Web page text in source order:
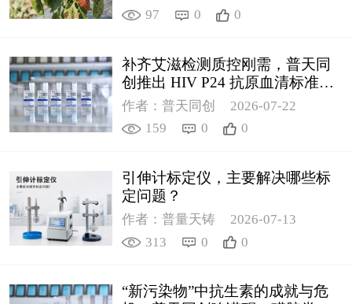
97
0 0
补齐艾滋检测质控刚需，普天同
创推出 HIV P24 抗原血清标准物
质
作者：普天同创
2026-07-22
159
0 0
引伸计标定仪，主要解决哪些标
定问题？
作者：普量天铸
2026-07-13
313
0 0
“新污染物”中抗生素的成就与危